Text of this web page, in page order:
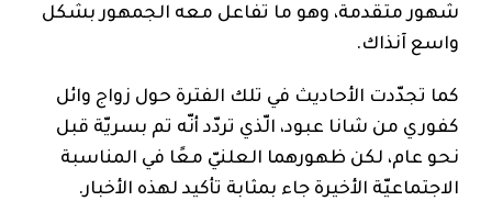
شهور متقدمة، وهو ما تفاعل معه الجمهور بشكل
واسع آنذاك.
كما تجدّدت الأحاديث في تلك الفترة حول زواج وائل
كفوري من شانا عبود، الّذي تردّد أنّه تم بسريّة قبل
نحو عام، لكن ظهورهما العلنيّ معًا في المناسبة
الاجتماعيّة الأخيرة جاء بمثابة تأكيد لهذه الأخبار.